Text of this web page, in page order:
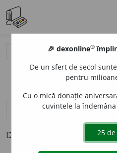
definiții (1)
Definiția cu ID-ul 1370158:
🎉 dexonline®
De un sfert de secol
pentru
Cu o mică donație
cuvintele la